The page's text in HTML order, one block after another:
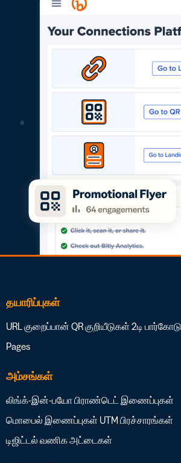
தயாரிப்புகள்
URL குறைப்பான் QR குறியீடுகள் 2டி
Pages
அம்சங்கள்
லிங்க்-இன்-பயோபிராண்டெட் இணைப்புகள்
மொபைல் இணைப்புகள் UTM பிரச்சாரங்கள்
டிஜிட்டல் வணிக அட்டைகள்